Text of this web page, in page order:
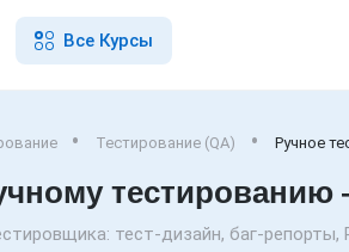
Все Курсы
Тестирование (QA) Ручное
тестированию
тест-дизайн, баг-